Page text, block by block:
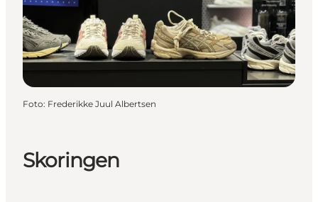
Overnatning
Planlæg din tur
Skoringen
Foto: Frederikke Juul Albertsen